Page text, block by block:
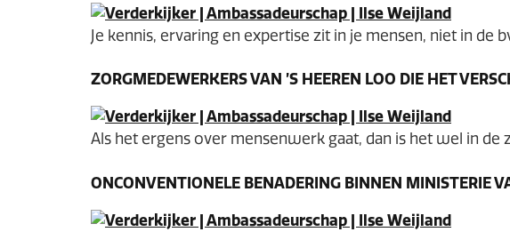
Je kennis, ervaring en expertise zit in je mensen, niet in de
ZORGMEDEWERKERS VAN ’S HEEREN LOO DIE HET
Als het ergens over mensenwerk gaat, dan is het wel in
ONCONVENTIONELE BENADERING BINNEN MINISTERIE